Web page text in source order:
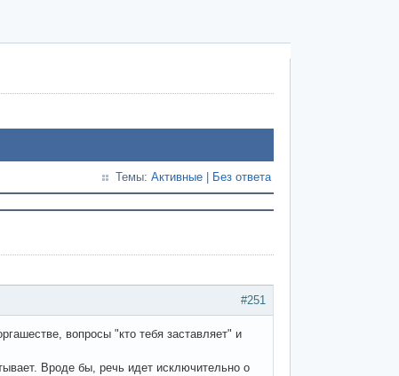
Темы: Активные Без ответа
#251
вопросы "кто тебя заставляет" и
Вроде бы, речь идет исключительно о